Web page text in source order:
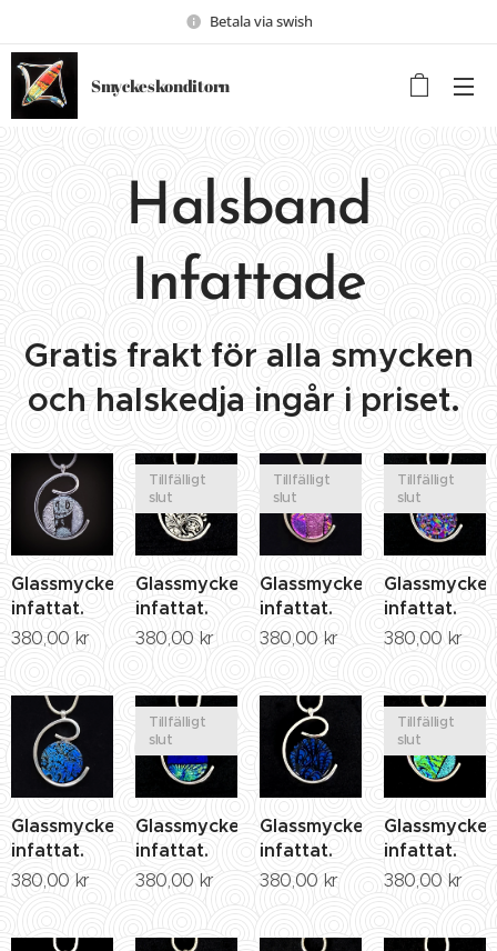
Betala via swish
Smyckeskonditorn
Halsband
Infattade
Gratis frakt för alla smycken
och halskedja ingår i priset.
Glassmycke
infattat.
380,00 kr
Glassmycke
infattat.
Tillfälligt
slut
380,00 kr
Glassmycke
infattat.
Tillfälligt
slut
380,00 kr
Glassmycke
infattat.
Tillfälligt
slut
380,00 kr
Glassmycke
infattat.
380,00 kr
Glassmycke
infattat.
Tillfälligt
slut
380,00 kr
Glassmycke
infattat.
380,00 kr
Glassmycke
infattat.
Tillfälligt
slut
380,00 kr